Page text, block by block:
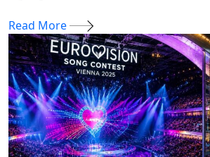
Read More